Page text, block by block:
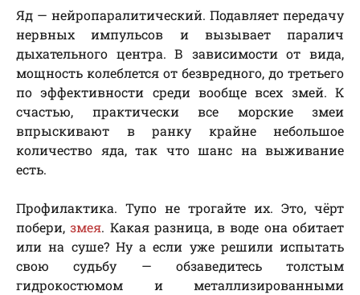
Яд — нейропаралитический. Подавляет передачу
нервных импульсов и вызывает паралич
дыхательного центра. В зависимости от вида,
мощность колеблется от безвредного, до третьего
по эффективности среди вообще всех змей. К
счастью, практически все морские змеи
впрыскивают в ранку крайне небольшое
количество яда, так что шанс на выживание
есть.
Профилактика. Тупо не трогайте их. Это, чёрт
побери,змея. Какая разница, в воде она обитает
или на суше? Ну а если уже решили испытать
свою судьбу — обзаведитесь толстым
гидрокостюмом и металлизированными